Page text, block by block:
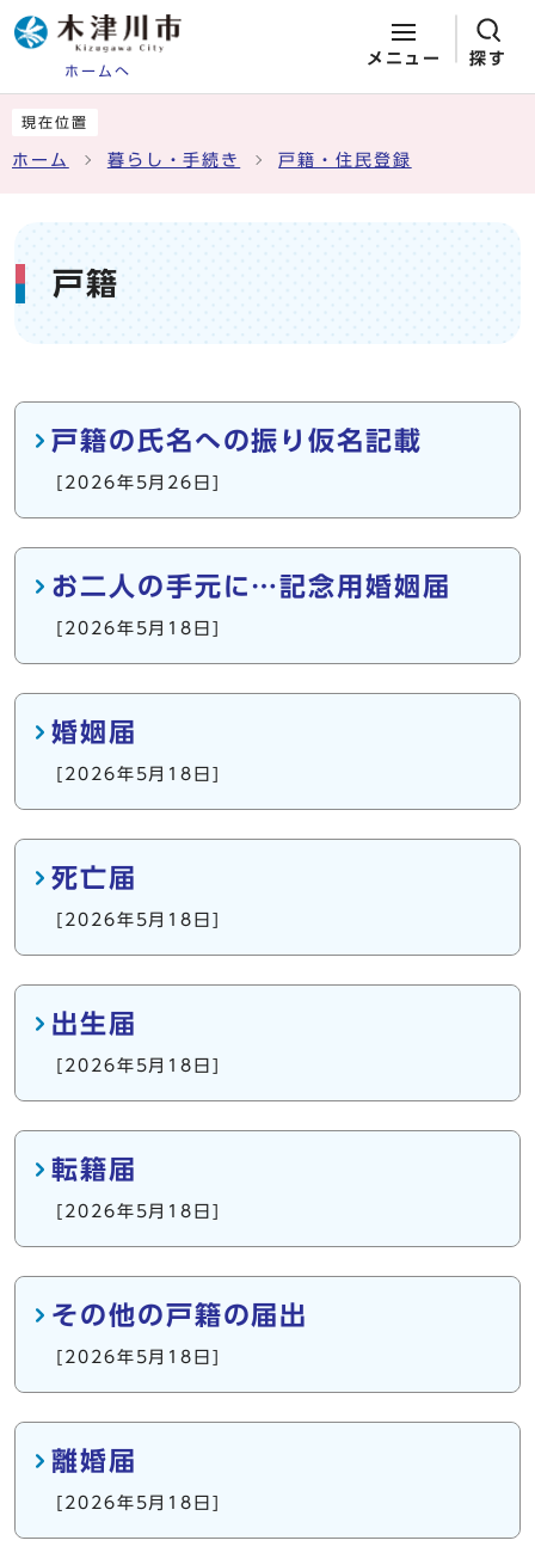
ホームへ
メニュー 探す
現在位置
ホーム 暮らし・手続き 戸籍・住民登録
戸籍
メインメニュー
戸籍の氏名への振り仮名記載
[2026年5月26日]
お二人の手元に…記念用婚姻届
[2026年5月18日]
婚姻届
[2026年5月18日]
死亡届
[2026年5月18日]
出生届
[2026年5月18日]
転籍届
[2026年5月18日]
その他の戸籍の届出
[2026年5月18日]
離婚届
[2026年5月18日]